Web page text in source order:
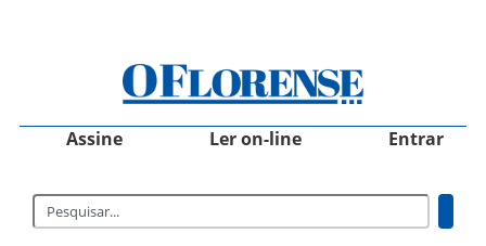
Assine Ler on-line Entrar